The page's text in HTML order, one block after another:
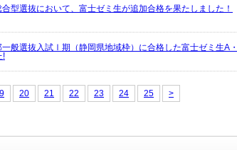
型選抜において、富士ゼミ生が追加合格を果たしました！
般選抜入試Ⅰ期（静岡県地域枠）に合格した富士ゼミ生A・
!
20 21 22 23 24 25 >